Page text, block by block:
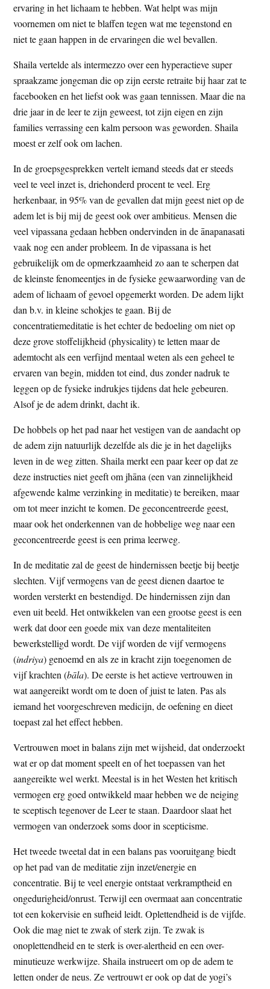
ervaring in het lichaam te hebben. Wat helpt was mijn
voornemen om niet te blaffen tegen wat me tegenstond en
niet te gaan happen in de ervaringen die wel bevallen.
Shaila vertelde als intermezzo over een hyperactieve super
spraakzame jongeman die op zijn eerste retraite bij haar zat te
facebooken en het liefst ook was gaan tennissen. Maar die na
drie jaar in de leer te zijn geweest, tot zijn eigen en zijn
families verrassing een kalm persoon was geworden. Shaila
moest er zelf ook om lachen.
In de groepsgesprekken vertelt iemand steeds dat er steeds
veel te veel inzet is, driehonderd procent te veel. Erg
herkenbaar, in 95% van de gevallen dat mijn geest niet op de
adem let is bij mij de geest ook over ambitieus. Mensen die
veel vipassana gedaan hebben ondervinden in de ānapanasati
vaak nog een ander probleem. In de vipassana is het
gebruikelijk om de opmerkzaamheid zo aan te scherpen dat
de kleinste fenomeentjes in de fysieke gewaarwording van de
adem of lichaam of gevoel opgemerkt worden. De adem lijkt
dan b.v. in kleine schokjes te gaan. Bij de
concentratiemeditatie is het echter de bedoeling om niet op
deze grove stoffelijkheid (physicality) te letten maar de
ademtocht als een verfijnd mentaal weten als een geheel te
ervaren van begin, midden tot eind, dus zonder nadruk te
leggen op de fysieke indrukjes tijdens dat hele gebeuren.
Alsof je de adem drinkt, dacht ik.
De hobbels op het pad naar het vestigen van de aandacht op
de adem zijn natuurlijk dezelfde als die je in het dagelijks
leven in de weg zitten. Shaila merkt een paar keer op dat ze
deze instructies niet geeft om jhāna (een van zinnelijkheid
afgewende kalme verzinking in meditatie) te bereiken, maar
om tot meer inzicht te komen. De geconcentreerde geest,
maar ook het onderkennen van de hobbelige weg naar een
geconcentreerde geest is een prima leerweg.
In de meditatie zal de geest de hindernissen beetje bij beetje
slechten. Vijf vermogens van de geest dienen daartoe te
worden versterkt en bestendigd. De hindernissen zijn dan
even uit beeld. Het ontwikkelen van een grootse geest is een
werk dat door een goede mix van deze mentaliteiten
bewerkstelligd wordt. De vijf worden de vijf vermogens
(indriya) genoemd en als ze in kracht zijn toegenomen de
vijf krachten (bāla). De eerste is het actieve vertrouwen in
wat aangereikt wordt om te doen of juist te laten. Pas als
iemand het voorgeschreven medicijn, de oefening en dieet
toepast zal het effect hebben.
Vertrouwen moet in balans zijn met wijsheid, dat onderzoekt
wat er op dat moment speelt en of het toepassen van het
aangereikte wel werkt. Meestal is in het Westen het kritisch
vermogen erg goed ontwikkeld maar hebben we de neiging
te sceptisch tegenover de Leer te staan. Daardoor slaat het
vermogen van onderzoek soms door in scepticisme.
Het tweede tweetal dat in een balans pas vooruitgang biedt
op het pad van de meditatie zijn inzet/energie en
concentratie. Bij te veel energie ontstaat verkramptheid en
ongedurigheid/onrust. Terwijl een overmaat aan concentratie
tot een kokervisie en sufheid leidt. Oplettendheid is de vijfde.
Ook die mag niet te zwak of sterk zijn. Te zwak is
onoplettendheid en te sterk is over-alertheid en een over-
minutieuze werkwijze. Shaila instrueert om op de adem te
letten onder de neus. Ze vertrouwt er ook op dat de yogi’s